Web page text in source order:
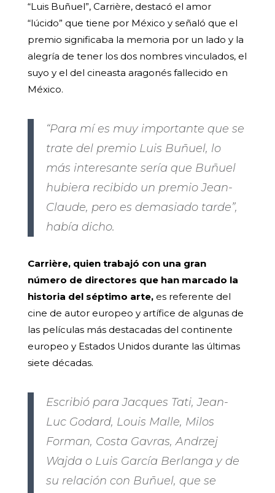
“Luis Buñuel”, Carrière, destacó el amor
“lúcido” que tiene por México y señaló que el
premio significaba la memoria por un lado y la
alegría de tener los dos nombres vinculados, el
suyo y el del cineasta aragonés fallecido en
México.
“Para mí es muy importante que se
trate del premio Luis Buñuel, lo
más interesante sería que Buñuel
hubiera recibido un premio Jean-
Claude, pero es demasiado tarde”,
había dicho.
Carrière, quien trabajó con una gran
número de directores que han marcado la
historia del séptimo arte,es referente del
cine de autor europeo y artífice de algunas de
las películas más destacadas del continente
europeo y Estados Unidos durante las últimas
siete décadas.
Escribió para Jacques Tati, Jean-
Luc Godard, Louis Malle, Milos
Forman, Costa Gavras, Andrzej
Wajda o Luis García Berlanga y de
su relación con Buñuel, que se